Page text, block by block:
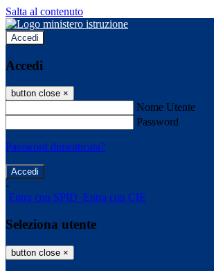
Salta al contenuto
Accedi
Accedi
button close ×
Nome Utente
Password
Password dimenticata?
-
Entra con SPID Entra con CIE
Seleziona utente
button close ×